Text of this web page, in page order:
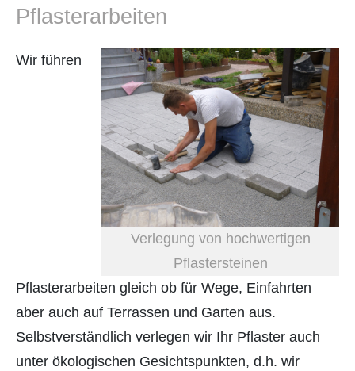
Pflasterarbeiten
Verlegung von hochwertigen
Pflastersteinen
Wir führen
Pflasterarbeiten gleich ob für Wege, Einfahrten
aber auch auf Terrassen und Garten aus.
Selbstverständlich verlegen wir Ihr Pflaster auch
unter ökologischen Gesichtspunkten, d.h. wir